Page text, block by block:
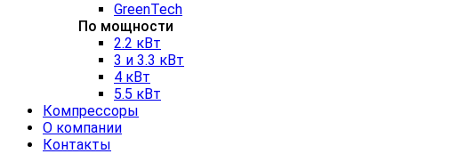
GreenTech
По мощности
2.2 кВт
3 и 3.3 кВт
4 кВт
5.5 кВт
Компрессоры
О компании
Контакты